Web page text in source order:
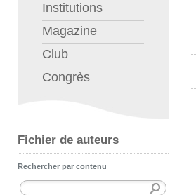
Institutions
Magazine
Club
Congrès
Fichier de auteurs
Rechercher par contenu